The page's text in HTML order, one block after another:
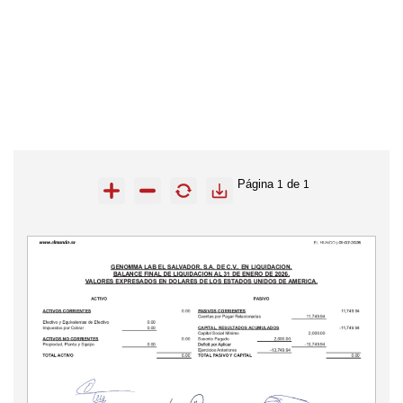
Página 1 de 1